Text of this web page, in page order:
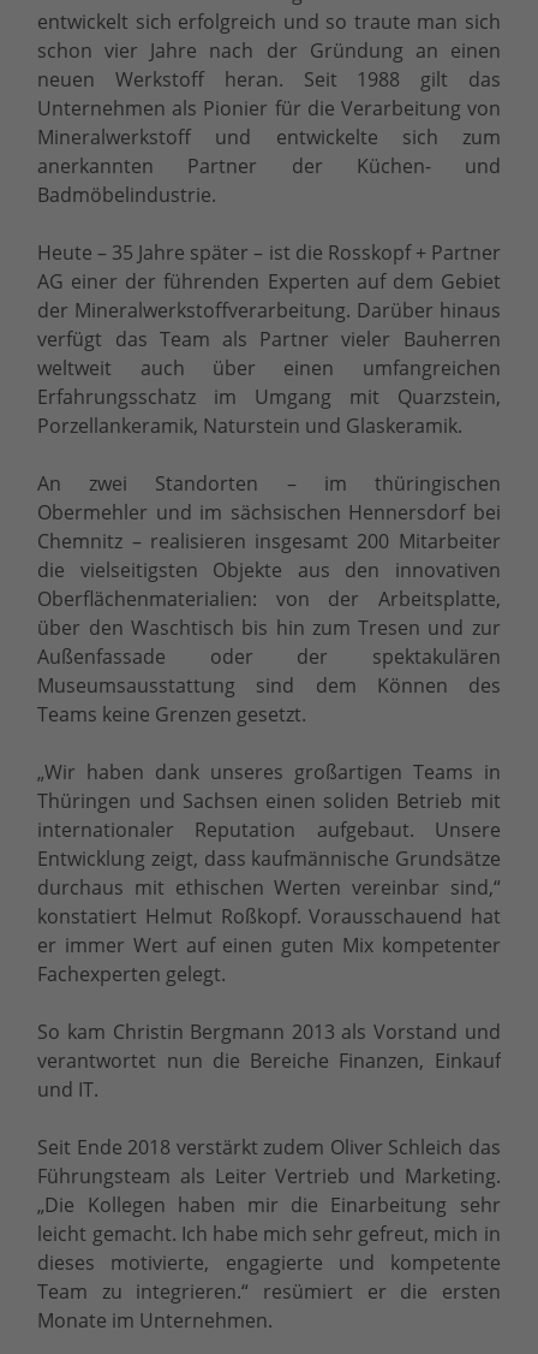
entwickelt sich erfolgreich und so traute man sich
schon vier Jahre nach der Gründung an einen
neuen Werkstoff heran. Seit 1988 gilt das
Unternehmen als Pionier für die Verarbeitung von
Mineralwerkstoff und entwickelte sich zum
anerkannten Partner der Küchen- und
Badmöbelindustrie.
Heute – 35 Jahre später – ist die Rosskopf + Partner
AG einer der führenden Experten auf dem Gebiet
der Mineralwerkstoffverarbeitung. Darüber hinaus
verfügt das Team als Partner vieler Bauherren
weltweit auch über einen umfangreichen
Erfahrungsschatz im Umgang mit Quarzstein,
Porzellankeramik, Naturstein und Glaskeramik.
An zwei Standorten – im thüringischen
Obermehler und im sächsischen Hennersdorf bei
Chemnitz – realisieren insgesamt 200 Mitarbeiter
die vielseitigsten Objekte aus den innovativen
Oberflächenmaterialien: von der Arbeitsplatte,
über den Waschtisch bis hin zum Tresen und zur
Außenfassade oder der spektakulären
Museumsausstattung sind dem Können des
Teams keine Grenzen gesetzt.
„Wir haben dank unseres großartigen Teams in
Thüringen und Sachsen einen soliden Betrieb mit
internationaler Reputation aufgebaut. Unsere
Entwicklung zeigt, dass kaufmännische Grundsätze
durchaus mit ethischen Werten vereinbar sind,“
konstatiert Helmut Roßkopf. Vorausschauend hat
er immer Wert auf einen guten Mix kompetenter
Fachexperten gelegt.
So kam Christin Bergmann 2013 als Vorstand und
verantwortet nun die Bereiche Finanzen, Einkauf
und IT.
Seit Ende 2018 verstärkt zudem Oliver Schleich das
Führungsteam als Leiter Vertrieb und Marketing.
„Die Kollegen haben mir die Einarbeitung sehr
leicht gemacht. Ich habe mich sehr gefreut, mich in
dieses motivierte, engagierte und kompetente
Team zu integrieren.“ resümiert er die ersten
Monate im Unternehmen.